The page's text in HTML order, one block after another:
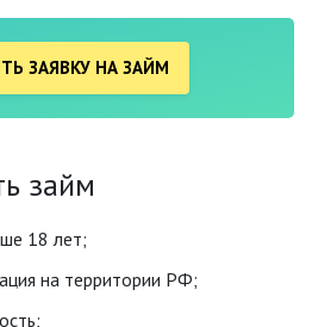
ЗАЯВКУ НА ЗАЙМ
займ
18 лет;
на территории РФ;